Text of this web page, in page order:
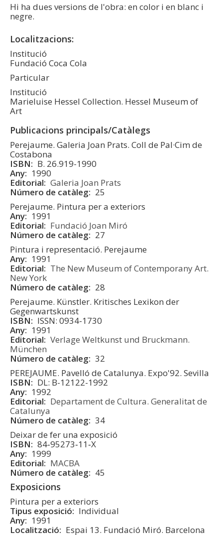
Hi ha dues versions de l'obra: en color i en blanc i
negre.
Localitzacions
Institució
Fundació Coca Cola
Particular
Institució
Marieluise Hessel Collection. Hessel Museum of
Art
Publicacions principals/Catàlegs
Perejaume. Galeria Joan Prats. Coll de Pal·Cim de
Costabona
ISBN
B. 26.919-1990
Any
1990
Editorial
Galeria Joan Prats
Número de catàleg
25
Perejaume. Pintura per a exteriors
Any
1991
Editorial
Fundació Joan Miró
Número de catàleg
27
Pintura i representació. Perejaume
Any
1991
Editorial
The New Museum of Contemporany Art.
New York
Número de catàleg
28
Perejaume. Künstler. Kritisches Lexikon der
Gegenwartskunst
ISBN
ISSN: 0934-1730
Any
1991
Editorial
Verlage Weltkunst und Bruckmann.
München
Número de catàleg
32
PEREJAUME. Pavelló de Catalunya. Expo'92. Sevilla
ISBN
DL: B-12122-1992
Any
1992
Editorial
Departament de Cultura. Generalitat de
Catalunya
Número de catàleg
34
Deixar de fer una exposició
ISBN
84‑95273‑11‑X
Any
1999
Editorial
MACBA
Número de catàleg
45
Exposicions
Pintura per a exteriors
Tipus exposició
Individual
Any
1991
Localització
Espai 13. Fundació Miró. Barcelona